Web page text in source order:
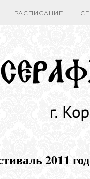
РАСПИСАНИЕ
2011 год